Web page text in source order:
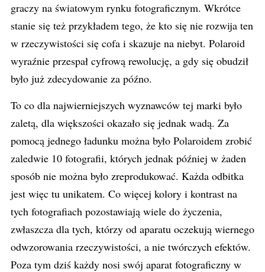
graczy na światowym rynku fotograficznym. Wkrótce
stanie się też przykładem tego, że kto się nie rozwija ten
w rzeczywistości się cofa i skazuje na niebyt. Polaroid
wyraźnie przespał cyfrową rewolucję, a gdy się obudził
było już zdecydowanie za późno.
To co dla najwierniejszych wyznawców tej marki było
zaletą, dla większości okazało się jednak wadą. Za
pomocą jednego ładunku można było Polaroidem zrobić
zaledwie 10 fotografii, których jednak później w żaden
sposób nie można było zreprodukować. Każda odbitka
jest więc tu unikatem. Co więcej kolory i kontrast na
tych fotografiach pozostawiają wiele do życzenia,
zwłaszcza dla tych, którzy od aparatu oczekują wiernego
odwzorowania rzeczywistości, a nie twórczych efektów.
Poza tym dziś każdy nosi swój aparat fotograficzny w